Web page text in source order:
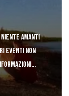
amanti
eventi non
punto di